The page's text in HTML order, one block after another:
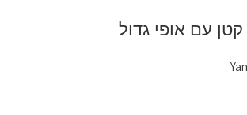
עם אופי גדול